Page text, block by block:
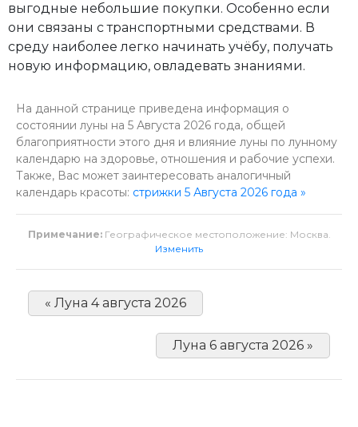
выгодные небольшие покупки. Особенно если
они связаны с транспортными средствами. В
среду наиболее легко начинать учёбу, получать
новую информацию, овладевать знаниями.
На данной странице приведена информация о
состоянии луны на 5 Августа 2026 года, общей
благоприятности этого дня и влияние луны по лунному
календарю на здоровье, отношения и рабочие успехи.
Также, Вас может заинтересовать аналогичный
календарь красоты: стрижки 5 Августа 2026 года »
Примечание: Географическое местоположение: Москва.
Изменить
« Луна 4 августа 2026
Луна 6 августа 2026 »